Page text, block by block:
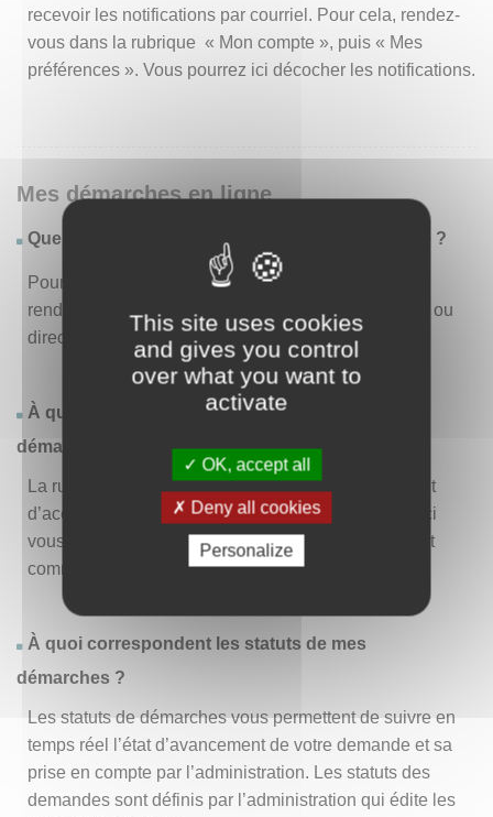
This site uses cookies
and gives you control
over what you want to
activate
OK, accept all
Deny all cookies
Personalize
recevoir les notifications par courriel. Pour cela, rendez-
vous dans la rubrique « Mon compte », puis « Mes
préférences ». Vous pourrez ici décocher les notifications.
Mes démarches en ligne
Quelles sont les démarches disponibles en ligne ?
Pour consulter la liste des démarches disponibles,
rendez-vous dans le menu « Liste des démarches » ou
directement en page d’accueil.
À quoi correspond la rubrique « Effectuer une
démarche » ?
La rubrique « Effectuer une démarche » vous permet
d’accéder à la liste des démarches disponibles. D’ici
vous pouvez choisir la démarche vous intéressant et
commencer à la remplir en un clic.
À quoi correspondent les statuts de mes
démarches ?
Les statuts de démarches vous permettent de suivre en
temps réel l’état d’avancement de votre demande et sa
prise en compte par l’administration. Les statuts des
demandes sont définis par l’administration qui édite les